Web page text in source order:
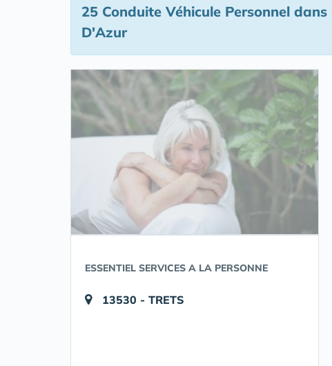
25 Conduite Véhicule Personnel dans
D'Azur
ESSENTIEL SERVICES A LA PERSONNE
13530 - TRETS